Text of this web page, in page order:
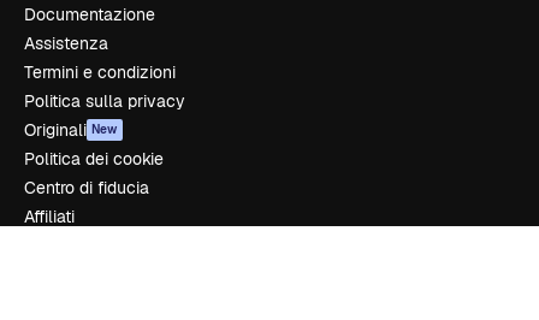
Documentazione
Assistenza
Termini e condizioni
Politica sulla privacy
Originali New
Politica dei cookie
Centro di fiducia
Affiliati